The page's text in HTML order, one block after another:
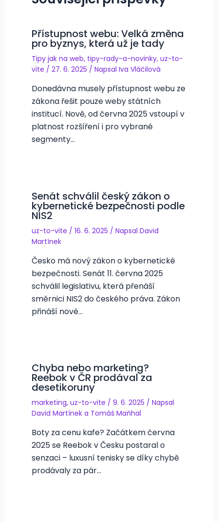
Přístupnost webu: Velká změna
pro byznys, která už je tady
Tipy jak na web, tipy-rady-a-novinky, uz-to-
vite / 27. 6. 2025 / Napsal Iva Vláčilová
Donedávna musely přístupnost webu ze
zákona řešit pouze weby státních
institucí. Nově, od června 2025 vstoupí v
platnost rozšíření i pro vybrané
segmenty…
Senát schválil český zákon o
kybernetické bezpečnosti podle
NIS2
uz-to-vite / 16. 6. 2025 / Napsal David
Martínek
Česko má nový zákon o kybernetické
bezpečnosti. Senát 11. června 2025
schválil legislativu, která přenáší
směrnici NIS2 do českého práva. Zákon
přináší nové…
Chyba nebo marketing?
Reebok v ČR prodával za
desetikoruny
marketing, uz-to-vite / 9. 6. 2025 / Napsal
David Martíneka Tomáš Maňhal
Boty za cenu kafe? Začátkem června
2025 se Reebok v Česku postaral o
senzaci – luxusní tenisky se díky chybě
prodávaly za pár…